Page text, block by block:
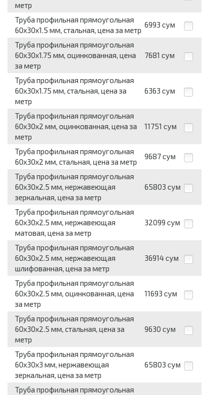
метр
Труба профильная прямоугольная
60x30x1.5 мм, стальная, цена за метр
6993 сум
Труба профильная прямоугольная
60x30x1.75 мм, оцинкованная, цена
за метр
7681 сум
Труба профильная прямоугольная
60x30x1.75 мм, стальная, цена за
метр
6363 сум
Труба профильная прямоугольная
60x30x2 мм, оцинкованная, цена за
метр
11751 сум
Труба профильная прямоугольная
60x30x2 мм, стальная, цена за метр
9687 сум
Труба профильная прямоугольная
60x30x2.5 мм, нержавеющая
зеркальная, цена за метр
65803 сум
Труба профильная прямоугольная
60x30x2.5 мм, нержавеющая
матовая, цена за метр
32099 сум
Труба профильная прямоугольная
60x30x2.5 мм, нержавеющая
шлифованная, цена за метр
36914 сум
Труба профильная прямоугольная
60x30x2.5 мм, оцинкованная, цена
за метр
11693 сум
Труба профильная прямоугольная
60x30x2.5 мм, стальная, цена за
метр
9630 сум
Труба профильная прямоугольная
60x30x3 мм, нержавеющая
зеркальная, цена за метр
65803 сум
Труба профильная прямоугольная